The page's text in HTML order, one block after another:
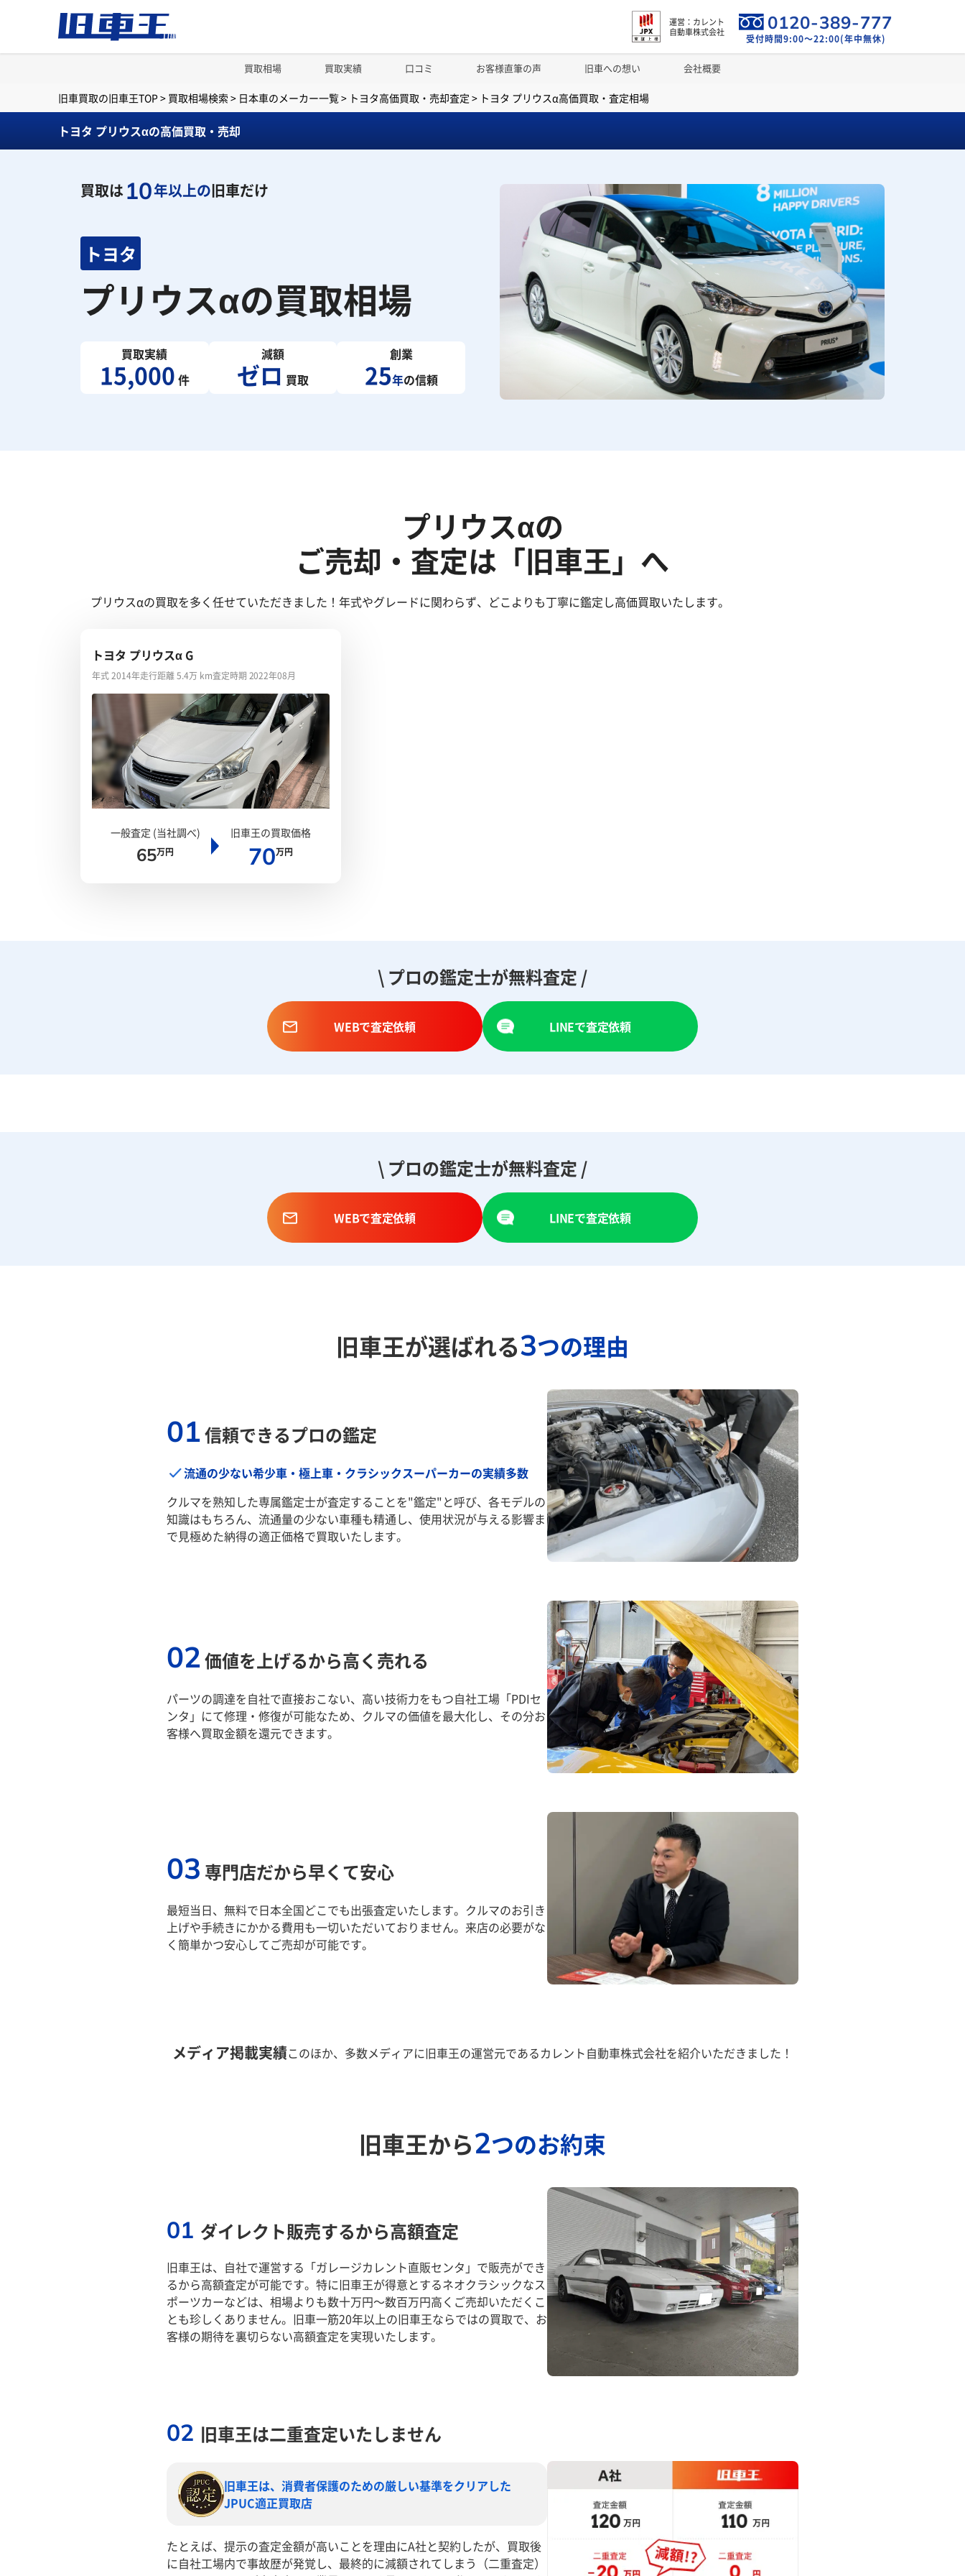
運営：カレント
自動車株式会社
0120-389-777
受付時間9:00～22:00(年中無休)
買取相場 買取実績 口コミ お客様直筆の声 旧車への想い 会社概要
旧車買取の旧車王TOP > 買取相場検索 > 日本車のメーカー一覧> トヨタ高価買取・売却査定 > トヨタ プリウスα高価買取・査定相場
トヨタ プリウスαの高価買取・売却
買取は10年以上の旧車だけ
トヨタ
プリウスαの買取相場
買取実績
15,000 件
減額
ゼロ 買取
創業
25年の信頼
プリウスαの
ご売却・査定は「旧車王」へ
プリウスαの買取を多く任せていただきました！年式やグレードに関わらず、どこよりも丁寧に鑑定し高価買取いたします。
トヨタ プリウスα G
年式 2014年走行距離 5.4万 km査定時期 2022年08月
一般査定 (当社調べ)
65万円
旧車王の買取価格
70万円
\ プロの鑑定士が無料査定 /
WEBで査定依頼 LINEで査定依頼
\ プロの鑑定士が無料査定 /
WEBで査定依頼 LINEで査定依頼
旧車王が選ばれる3つの理由
01信頼できるプロの鑑定
流通の少ない希少車・極上車・クラシックスーパーカーの実績多数
クルマを熟知した専属鑑定士が査定することを"鑑定"と呼び、各モデルの
知識はもちろん、流通量の少ない車種も精通し、使用状況が与える影響ま
で見極めた納得の適正価格で買取いたします。
02価値を上げるから高く売れる
パーツの調達を自社で直接おこない、高い技術力をもつ自社工場「PDIセ
ンタ」にて修理・修復が可能なため、クルマの価値を最大化し、その分お
客様へ買取金額を還元できます。
03 専門店だから早くて安心
最短当日、無料で日本全国どこでも出張査定いたします。クルマのお引き
上げや手続きにかかる費用も一切いただいておりません。来店の必要がな
く簡単かつ安心してご売却が可能です。
メディア掲載実績このほか、多数メディアに旧車王の運営元であるカレント自動車株式会社を紹介いただきました！
旧車王から2つのお約束
01 ダイレクト販売するから高額査定
旧車王は、自社で運営する「ガレージカレント直販センタ」で販売ができ
るから高額査定が可能です。特に旧車王が得意とするネオクラシックなス
ポーツカーなどは、相場よりも数十万円～数百万円高くご売却いただくこ
とも珍しくありません。旧車一筋20年以上の旧車王ならではの買取で、お
客様の期待を裏切らない高額査定を実現いたします。
02 旧車王は二重査定いたしません
旧車王は、消費者保護のための厳しい基準をクリアした
JPUC適正買取店
たとえば、提示の査定金額が高いことを理由にA社と契約したが、買取後
に自社工場内で事故歴が発覚し、最終的に減額されてしまう（二重査定）